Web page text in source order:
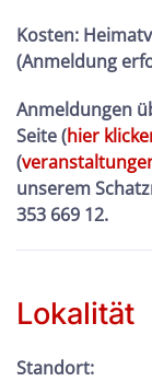
Kosten:
(Anmeldung
Anmeldungen
Seite (hier
(
unserem
353 669 12.
Lokalität
Standort: